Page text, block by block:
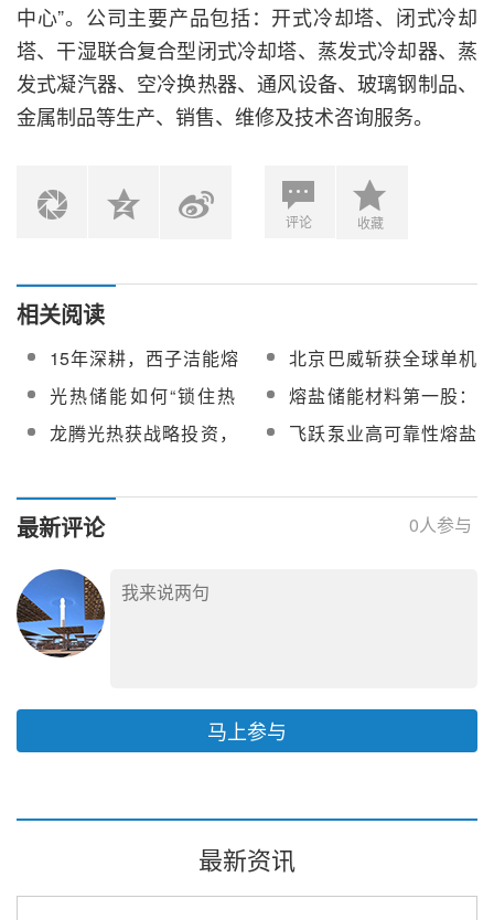
中心”。公司主要产品包括：开式冷却塔、闭式冷却
塔、干湿联合复合型闭式冷却塔、蒸发式冷却器、蒸
发式凝汽器、空冷换热器、通风设备、玻璃钢制品、
金属制品等生产、销售、维修及技术咨询服务。
评论 收藏
相关阅读
15年深耕，西子洁能熔
盐储能“进化之路”
北京巴威斩获全球单机
规模最大光热发电项目
核心装备订单
光热储能如何“锁住热
量”？探访鲁科新材的硬
实力
熔盐储能材料第一股：
迪尔化工的储能雄心
龙腾光热获战略投资，
飞跃泵业高可靠性熔盐
最新评论 0人参与
马上参与
最新资讯